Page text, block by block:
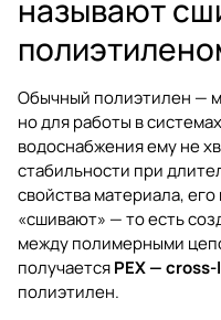
называют
Обычный полиэтилен —
но для работы в
водоснабжения ему не
стабильности при
свойства материала,
«сшивают» — то есть
между полимерными
получаетсяPEX —
полиэтилен.